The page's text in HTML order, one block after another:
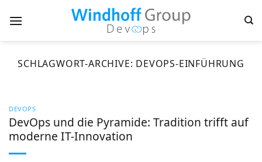
Inhalt
SCHLAGWORT-ARCHIVE: DEVOPS-EINFÜHRUNG
DEVOPS
DevOps und die Pyramide: Tradition trifft auf
moderne IT-Innovation